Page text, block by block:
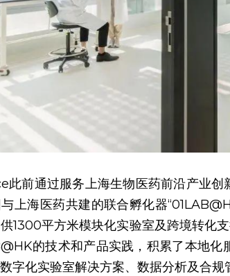
此前通过服务上海生物医药前沿产业
上海医药共建的联合孵化器
1300平方米模块化实验室及跨境转化
的技术和产品实践，积累了本地
字化实验室解决方案、数据分析及合规